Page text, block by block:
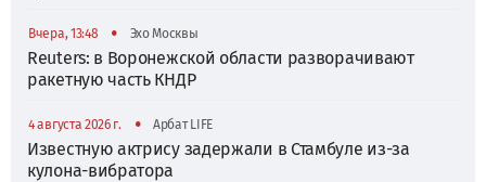
Вчера, 13:48 • Эхо Москвы
Reuters: в Воронежской области разворачивают
ракетную часть КНДР
4 августа 2026 г. • Арбат LIFE
Известную актрису задержали в Стамбуле из-за
кулона-вибратора